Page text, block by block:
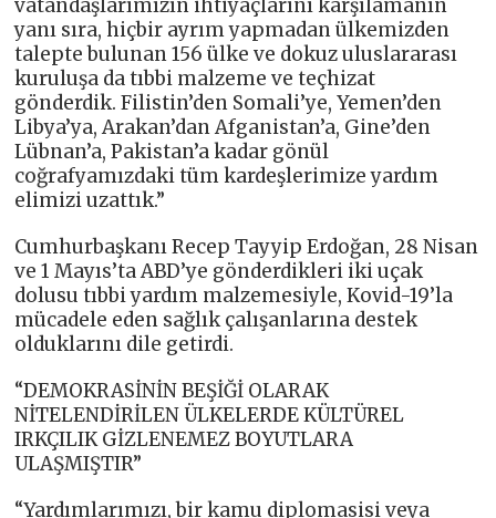
vatandaşlarımızın ihtiyaçlarını karşılamanın
yanı sıra, hiçbir ayrım yapmadan ülkemizden
talepte bulunan 156 ülke ve dokuz uluslararası
kuruluşa da tıbbi malzeme ve teçhizat
gönderdik. Filistin’den Somali’ye, Yemen’den
Libya’ya, Arakan’dan Afganistan’a, Gine’den
Lübnan’a, Pakistan’a kadar gönül
coğrafyamızdaki tüm kardeşlerimize yardım
elimizi uzattık.”
Cumhurbaşkanı Recep Tayyip Erdoğan, 28 Nisan
ve 1 Mayıs’ta ABD’ye gönderdikleri iki uçak
dolusu tıbbi yardım malzemesiyle, Kovid-19’la
mücadele eden sağlık çalışanlarına destek
olduklarını dile getirdi.
“DEMOKRASİNİN BEŞİĞİ OLARAK
NİTELENDİRİLEN ÜLKELERDE KÜLTÜREL
IRKÇILIK GİZLENEMEZ BOYUTLARA
ULAŞMIŞTIR”
“Yardımlarımızı, bir kamu diplomasisi veya